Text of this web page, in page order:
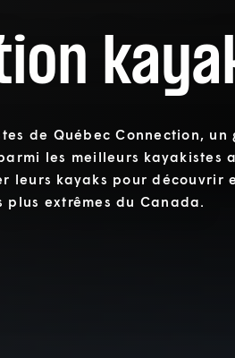
de Québec Connection, un
les meilleurs kayakistes
leurs kayaks pour découvrir
plus extrêmes du Canada.